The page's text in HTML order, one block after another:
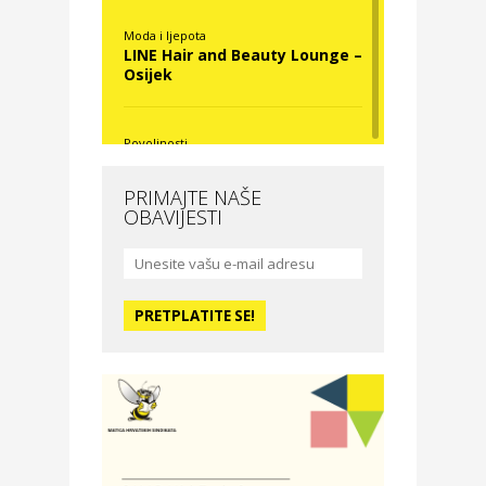
Moda i ljepota
LINE Hair and Beauty Lounge –
Osijek
Povoljnosti
Moda i ljepota
studio – Osijek
Zdravlje i osiguranje
PRIMAJTE NAŠE
OBAVIJESTI